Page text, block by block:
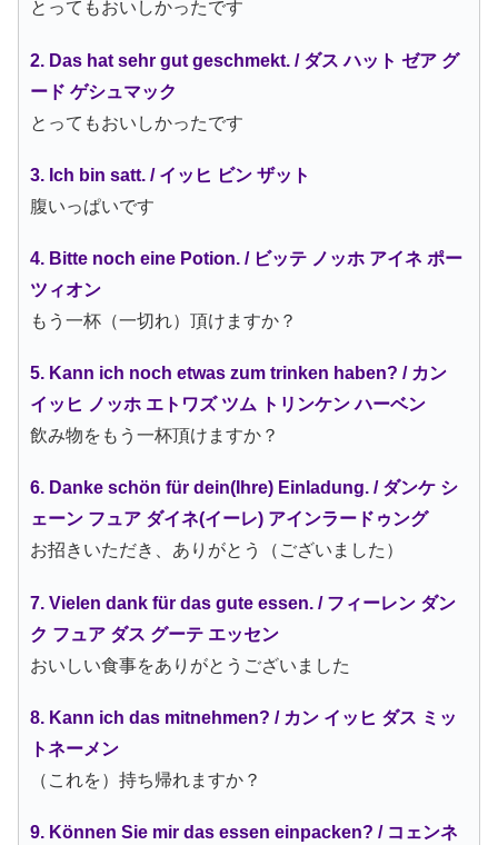
とってもおいしかったです
2. Das hat sehr gut geschmekt. / ダス ハット ゼア グ
ード ゲシュマック
とってもおいしかったです
3. Ich bin satt. / イッヒ ビン ザット
腹いっぱいです
4. Bitte noch eine Potion. / ビッテ ノッホ アイネ ポー
ツィオン
もう一杯（一切れ）頂けますか？
5. Kann ich noch etwas zum trinken haben? / カン
イッヒ ノッホ エトワズ ツム トリンケン ハーベン
飲み物をもう一杯頂けますか？
6. Danke schön für dein(Ihre) Einladung. / ダンケ シ
ェーン フュア ダイネ(イーレ) アインラードゥング
お招きいただき、ありがとう（ございました）
7. Vielen dank für das gute essen. / フィーレン ダン
ク フュア ダス グーテ エッセン
おいしい食事をありがとうございました
8. Kann ich das mitnehmen? / カン イッヒ ダス ミッ
トネーメン
（これを）持ち帰れますか？
9. Können Sie mir das essen einpacken? / コェンネ